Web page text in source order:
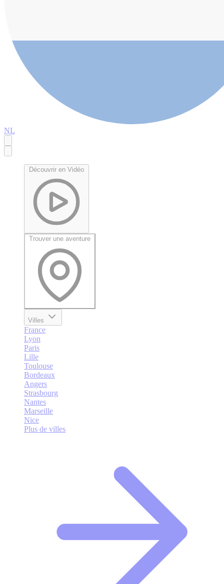
NL
Découvrir en Vidéo
Trouver une aventure
Villes
France
Lyon
Paris
Lille
Toulouse
Bordeaux
Angers
Strasbourg
Nantes
Marseille
Nice
Plus de villes